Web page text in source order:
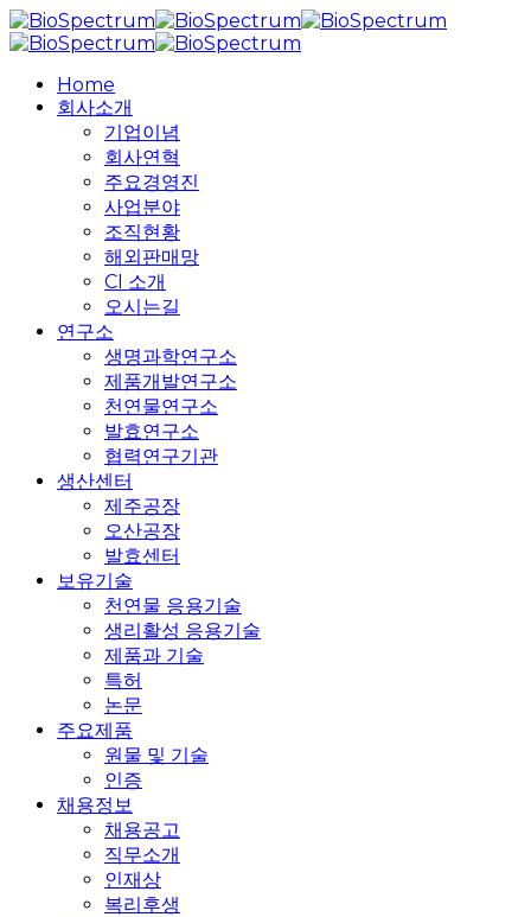
Skip
to
content
search
MenuHome
회사소개
기업이념
회사연혁
주요경영진
사업분야
조직현황
해외판매망
CI 소개
오시는길
연구소
생명과학연구소
제품개발연구소
천연물연구소
발효연구소
협력연구기관
생산센터
제주공장
오산공장
발효센터
보유기술
천연물 응용기술
생리활성 응용기술
제품과 기술
특허
논문
주요제품
원물 및 기술
인증
채용정보
채용공고
직무소개
인재상
복리후생